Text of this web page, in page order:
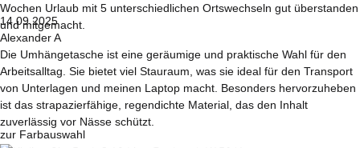
Wochen Urlaub mit 5 unterschiedlichen Ortswechseln gut überstanden
und mitgemacht.
14.09.2025
Alexander A
Die Umhängetasche ist eine geräumige und praktische Wahl für den
Arbeitsalltag. Sie bietet viel Stauraum, was sie ideal für den Transport
von Unterlagen und meinen Laptop macht. Besonders hervorzuheben
ist das strapazierfähige, regendichte Material, das den Inhalt
zuverlässig vor Nässe schützt.
zur Farbauswahl